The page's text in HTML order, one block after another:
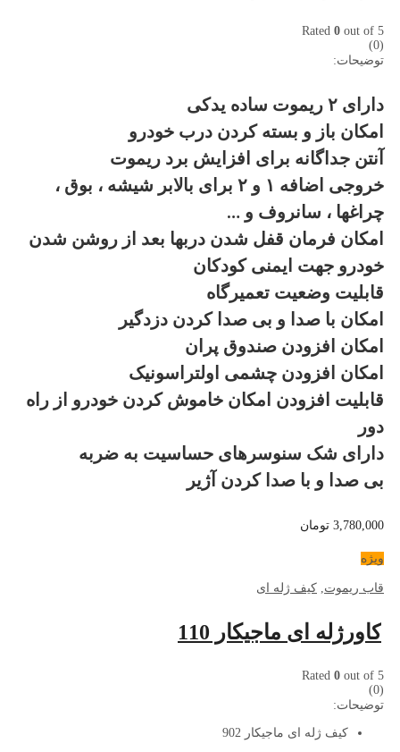
Rated 0 out of 5
(0)
توضیحات:
دارای ۲ ریموت ساده یدکی
امکان باز و بسته کردن درب خودرو
آنتن جداگانه برای افزایش برد ریموت
خروجی اضافه ۱ و ۲ برای بالابر شیشه ، بوق ،
چراغها ، سانروف و …
امکان فرمان قفل شدن دربها بعد از روشن شدن
خودرو جهت ایمنی کودکان
قابلیت وضعیت تعمیرگاه
امکان با صدا و بی صدا کردن دزدگیر
امکان افزودن صندوق پران
امکان افزودن چشمی اولتراسونیک
قابلیت افزودن امکان خاموش کردن خودرو از راه
دور
دارای شک سنوسرهای حساسیت به ضربه
بی صدا و با صدا کردن آژیر
3,780,000 تومان
ویژه
قاب ریموت کیف ژله ای
کاورژله ای ماجیکار 110
Rated 0 out of 5
(0)
توضیحات:
کیف ژله ای ماجیکار 902